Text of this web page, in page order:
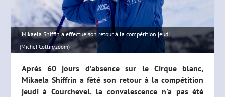
Mikaela Shiffin a effectué son retour à la compétition jeudi.
(Michel Cottin/zoom)
Après 60 jours d’absence sur le Cirque blanc,
Mikaela Shiffrin a fêté son retour à la compétition
jeudi à Courchevel. la convalescence n'a pas été